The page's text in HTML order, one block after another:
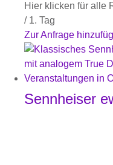
Hier klicken für alle
/ 1. Tag
Zur Anfrage
Sennheiser